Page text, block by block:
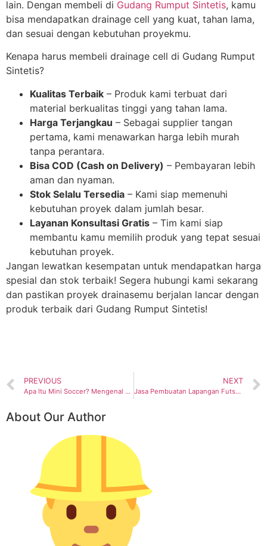
lain. Dengan membeli di Gudang Rumput Sintetis, kamu
bisa mendapatkan drainage cell yang kuat, tahan lama,
dan sesuai dengan kebutuhan proyekmu.
Kenapa harus membeli drainage cell di Gudang Rumput
Sintetis?
Kualitas Terbaik – Produk kami terbuat dari
material berkualitas tinggi yang tahan lama.
Harga Terjangkau – Sebagai supplier tangan
pertama, kami menawarkan harga lebih murah
tanpa perantara.
Bisa COD (Cash on Delivery) – Pembayaran lebih
aman dan nyaman.
Stok Selalu Tersedia – Kami siap memenuhi
kebutuhan proyek dalam jumlah besar.
Layanan Konsultasi Gratis – Tim kami siap
membantu kamu memilih produk yang tepat sesuai
kebutuhan proyek.
Jangan lewatkan kesempatan untuk mendapatkan harga
spesial dan stok terbaik! Segera hubungi kami sekarang
dan pastikan proyek drainasemu berjalan lancar dengan
produk terbaik dari Gudang Rumput Sintetis!
PREVIOUS
Apa Itu Mini Soccer? Mengenal Mini Soccer dari Aturan Bermain Hingga Trend nya
NEXT
Jasa Pembuatan Lapangan Futsal Murah – Investasi Bisnis Menguntungkan!
About Our Author